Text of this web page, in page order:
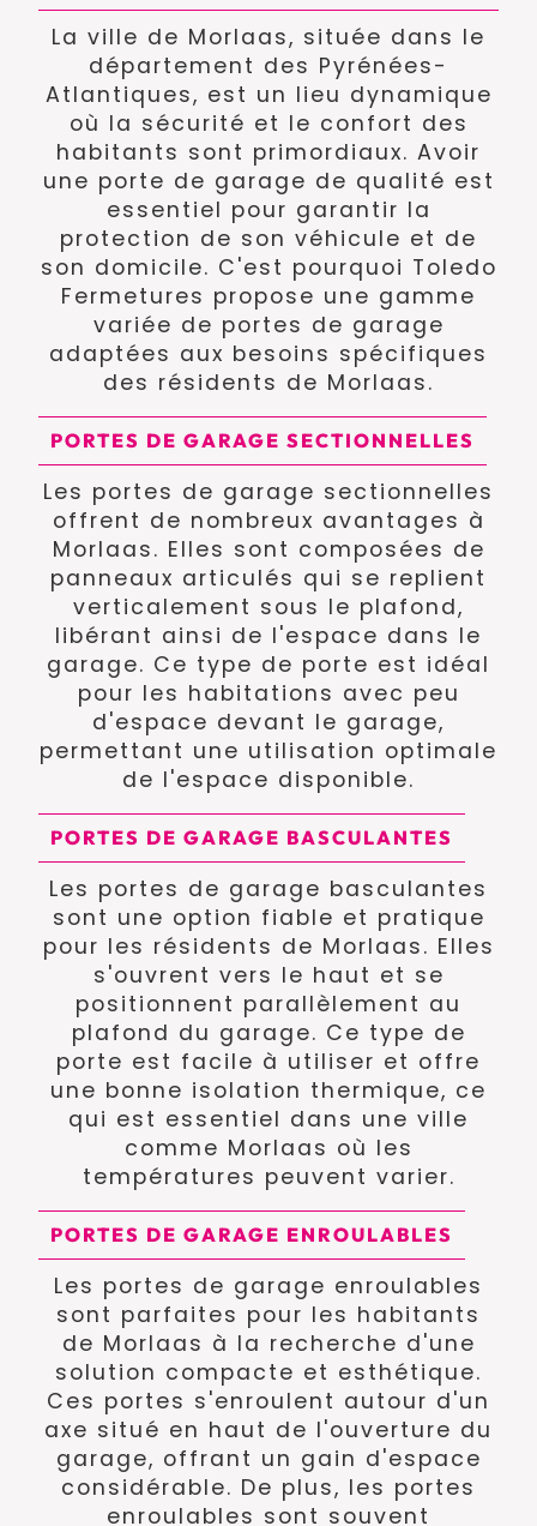
La ville de Morlaas, située dans le
département des Pyrénées-
Atlantiques, est un lieu dynamique
où la sécurité et le confort des
habitants sont primordiaux. Avoir
une porte de garage de qualité est
essentiel pour garantir la
protection de son véhicule et de
son domicile. C'est pourquoi Toledo
Fermetures propose une gamme
variée de portes de garage
adaptées aux besoins spécifiques
des résidents de Morlaas.
PORTES DE GARAGE SECTIONNELLES
Les portes de garage sectionnelles
offrent de nombreux avantages à
Morlaas. Elles sont composées de
panneaux articulés qui se replient
verticalement sous le plafond,
libérant ainsi de l'espace dans le
garage. Ce type de porte est idéal
pour les habitations avec peu
d'espace devant le garage,
permettant une utilisation optimale
de l'espace disponible.
PORTES DE GARAGE BASCULANTES
Les portes de garage basculantes
sont une option fiable et pratique
pour les résidents de Morlaas. Elles
s'ouvrent vers le haut et se
positionnent parallèlement au
plafond du garage. Ce type de
porte est facile à utiliser et offre
une bonne isolation thermique, ce
qui est essentiel dans une ville
comme Morlaas où les
températures peuvent varier.
PORTES DE GARAGE ENROULABLES
Les portes de garage enroulables
sont parfaites pour les habitants
de Morlaas à la recherche d'une
solution compacte et esthétique.
Ces portes s'enroulent autour d'un
axe situé en haut de l'ouverture du
garage, offrant un gain d'espace
considérable. De plus, les portes
enroulables sont souvent